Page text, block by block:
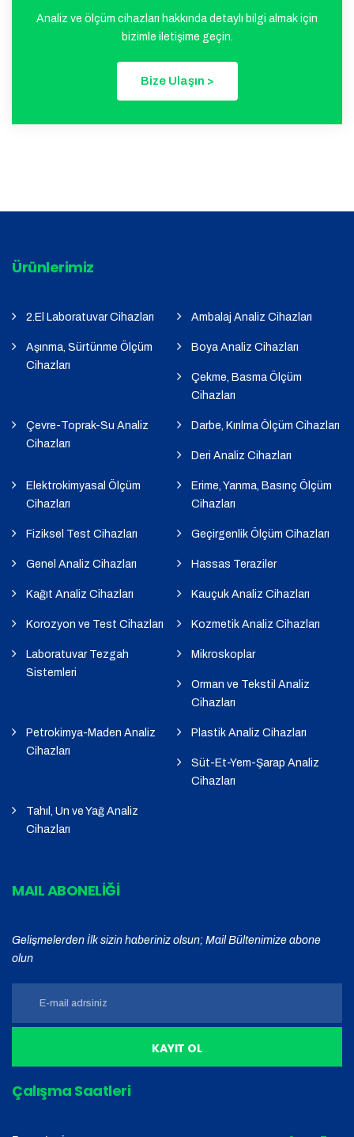
Analiz ve ölçüm cihazları hakkında detaylı bilgi almak için
bizimle iletişime geçin.
Bize Ulaşın >
Ürünlerimiz
2.El Laboratuvar Cihazları Ambalaj Analiz Cihazları
Aşınma, Sürtünme Ölçüm
Cihazları
Boya Analiz Cihazları
Çekme, Basma Ölçüm
Cihazları
Çevre-Toprak-Su Analiz
Cihazları
Darbe, Kırılma Ölçüm Cihazları
Deri Analiz Cihazları
Elektrokimyasal Ölçüm
Cihazları
Erime, Yanma, Basınç Ölçüm
Cihazları
Fiziksel Test Cihazları Geçirgenlik Ölçüm Cihazları
Genel Analiz Cihazları Hassas Teraziler
Kağıt Analiz Cihazları Kauçuk Analiz Cihazları
Korozyon ve Test Cihazları Kozmetik Analiz Cihazları
Laboratuvar Tezgah
Sistemleri
Mikroskoplar
Orman ve Tekstil Analiz
Cihazları
Petrokimya-Maden Analiz
Cihazları
Plastik Analiz Cihazları
Süt-Et-Yem-Şarap Analiz
Cihazları
Tahıl, Un ve Yağ Analiz
Cihazları
MAIL ABONELİĞİ
Gelişmelerden İlk sizin haberiniz olsun; Mail Bültenimize abone
olun
KAYIT OL
Çalışma Saatleri